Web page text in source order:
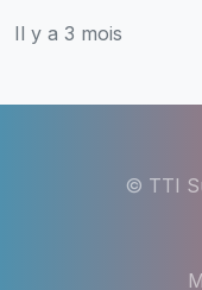
Il y a 3 mois
© TTI